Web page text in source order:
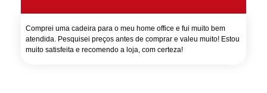
Comprei uma cadeira para o meu home office e fui muito bem
atendida. Pesquisei preços antes de comprar e valeu muito! Estou
muito satisfeita e recomendo a loja, com certeza!